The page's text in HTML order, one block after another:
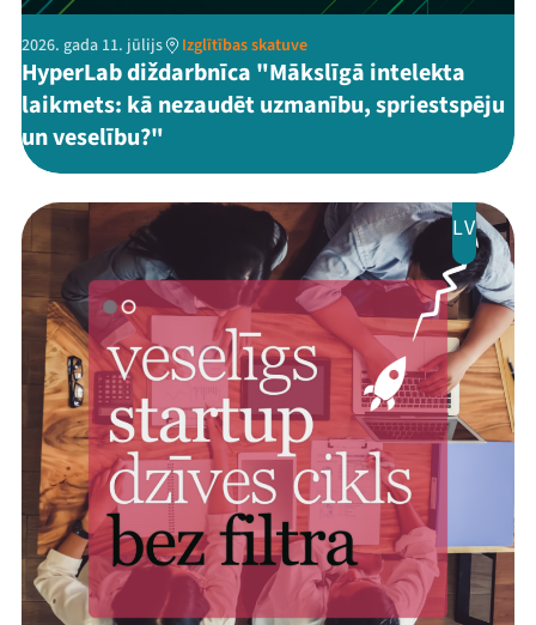
2026. gada 11. jūlijs Izglītības skatuve
HyperLab diždarbnīca "Mākslīgā intelekta
laikmets: kā nezaudēt uzmanību, spriestspēju
un veselību?"
LV